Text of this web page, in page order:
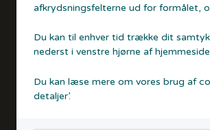
afkrydsningsfelterne ud for formålet,
Du kan til enhver tid trække dit
nederst i venstre hjørne af
Du kan læse mere om vores brug af
detaljer’.